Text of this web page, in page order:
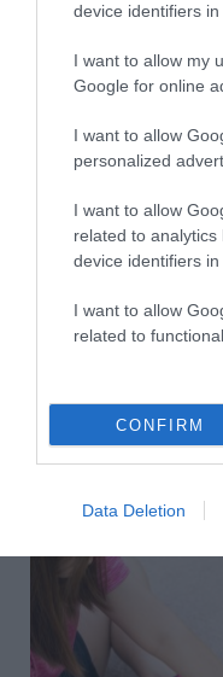
device identifiers in
I want to allow my
Google for online
I want to allow
personalized
I want to allow
related to
device identifiers in
I want to allow
related to
CONFIRM
Data Deletion
2026-08-07.
Túlzott félelem a
2026-08-07.